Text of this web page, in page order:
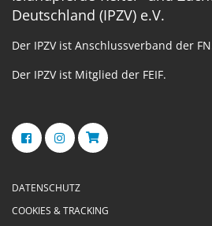
Deutschland (IPZV) e.V.
Der IPZV ist Anschlussverband der
Der IPZV ist Mitglied der FEIF.
DATENSCHUTZ
COOKIES & TRACKING